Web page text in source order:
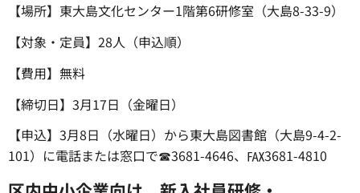
【場所】東大島文化センター1階第6研修室（大島8-33-9）
【対象・定員】28人（申込順）
【費用】無料
【締切日】3月17日（金曜日）
【申込】3月8日（水曜日）から東大島図書館（大島9-4-2-
101）に電話または窓口で☎3681-4646、℻3681-4810